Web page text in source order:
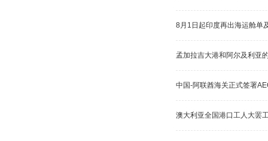
8月1日起印度再出海运舱单
孟加拉吉大港和阿尔及利亚
中国-阿联酋海关正式签署
澳大利亚全国港口工人大罢